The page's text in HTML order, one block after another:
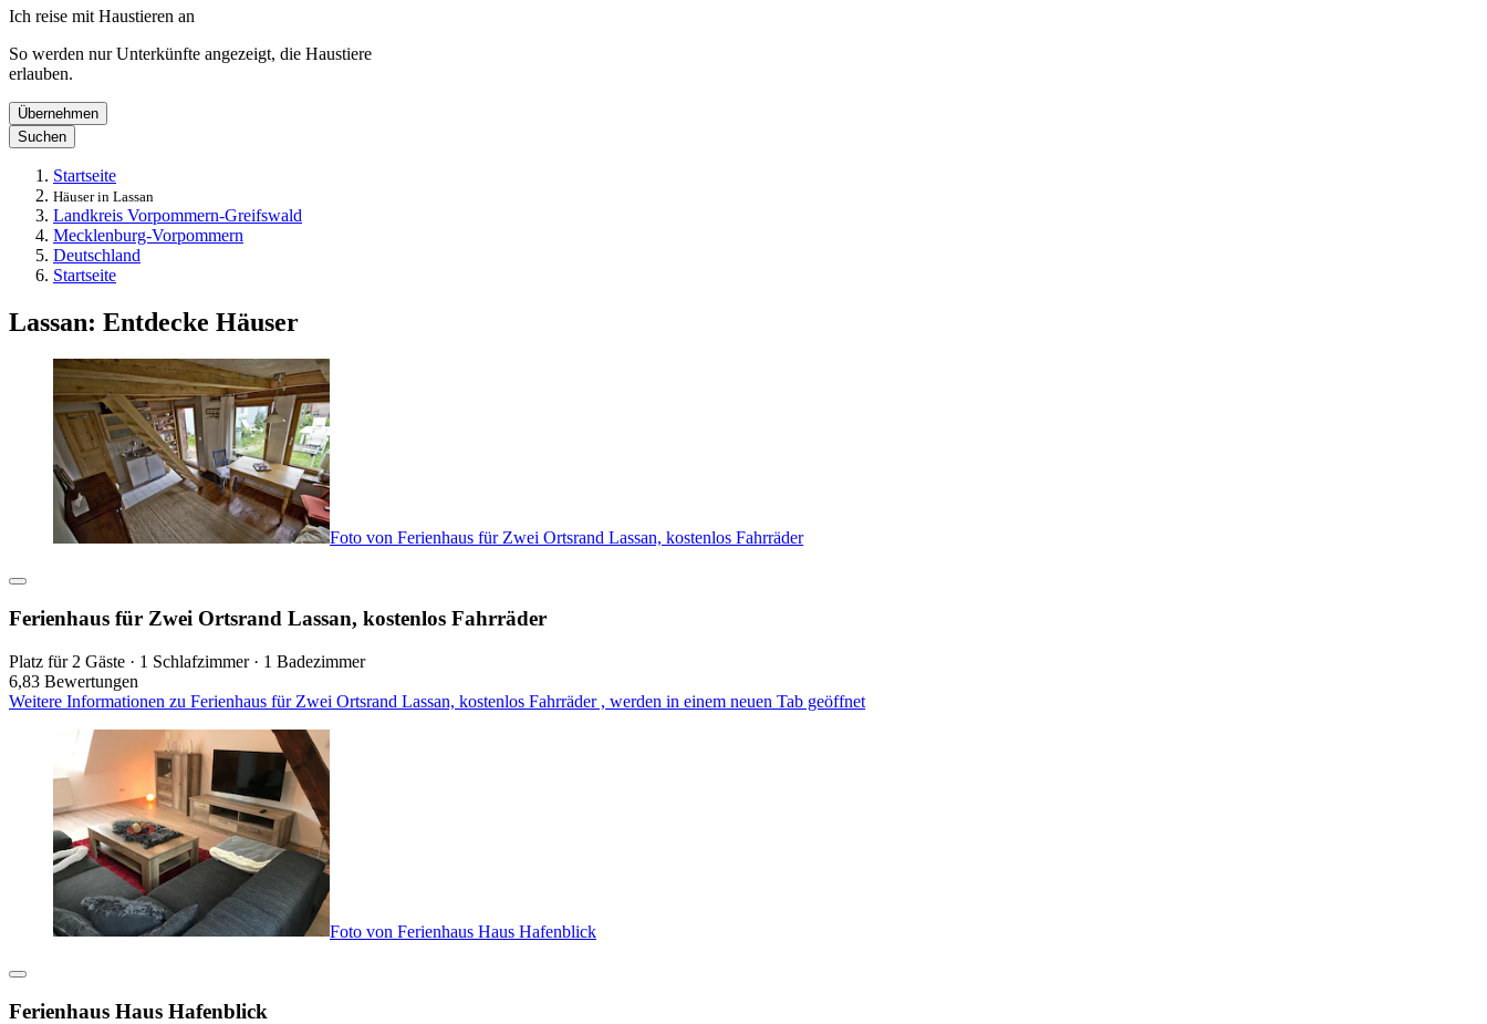
Ich reise mit Haustieren an
So werden nur Unterkünfte angezeigt, die Haustiere
erlauben.
Übernehmen
Suchen
Startseite
Häuser in Lassan
Landkreis Vorpommern-Greifswald
Mecklenburg-Vorpommern
Deutschland
Startseite
Lassan: Entdecke Häuser
Foto von Ferienhaus für Zwei Ortsrand Lassan, kostenlos Fahrräder
Ferienhaus für Zwei Ortsrand Lassan, kostenlos Fahrräder
Platz für 2 Gäste · 1 Schlafzimmer · 1 Badezimmer
6,83 Bewertungen
Weitere Informationen zu Ferienhaus für Zwei Ortsrand Lassan, kostenlos Fahrräder , werden in einem neuen Tab geöffnet
Foto von Ferienhaus Haus Hafenblick
Ferienhaus Haus Hafenblick